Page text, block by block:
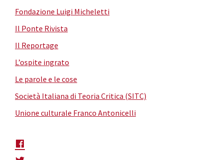
Fondazione Luigi Micheletti
Il Ponte Rivista
Il Reportage
L’ospite ingrato
Le parole e le cose
Società Italiana di Teoria Critica (SITC)
Unione culturale Franco Antonicelli